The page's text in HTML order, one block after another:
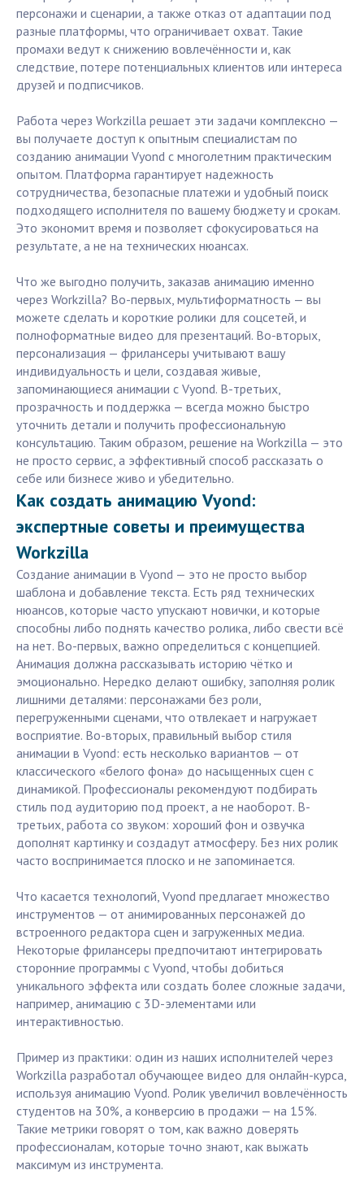
персонажи и сценарии, а также отказ от адаптации под
разные платформы, что ограничивает охват. Такие
промахи ведут к снижению вовлечённости и, как
следствие, потере потенциальных клиентов или интереса
друзей и подписчиков.
Работа через Workzilla решает эти задачи комплексно —
вы получаете доступ к опытным специалистам по
созданию анимации Vyond с многолетним практическим
опытом. Платформа гарантирует надежность
сотрудничества, безопасные платежи и удобный поиск
подходящего исполнителя по вашему бюджету и срокам.
Это экономит время и позволяет сфокусироваться на
результате, а не на технических нюансах.
Что же выгодно получить, заказав анимацию именно
через Workzilla? Во-первых, мультиформатность — вы
можете сделать и короткие ролики для соцсетей, и
полноформатные видео для презентаций. Во-вторых,
персонализация — фрилансеры учитывают вашу
индивидуальность и цели, создавая живые,
запоминающиеся анимации с Vyond. В-третьих,
прозрачность и поддержка — всегда можно быстро
уточнить детали и получить профессиональную
консультацию. Таким образом, решение на Workzilla — это
не просто сервис, а эффективный способ рассказать о
себе или бизнесе живо и убедительно.
Как создать анимацию Vyond:
экспертные советы и преимущества
Workzilla
Создание анимации в Vyond — это не просто выбор
шаблона и добавление текста. Есть ряд технических
нюансов, которые часто упускают новички, и которые
способны либо поднять качество ролика, либо свести всё
на нет. Во-первых, важно определиться с концепцией.
Анимация должна рассказывать историю чётко и
эмоционально. Нередко делают ошибку, заполняя ролик
лишними деталями: персонажами без роли,
перегруженными сценами, что отвлекает и нагружает
восприятие. Во-вторых, правильный выбор стиля
анимации в Vyond: есть несколько вариантов — от
классического «белого фона» до насыщенных сцен с
динамикой. Профессионалы рекомендуют подбирать
стиль под аудиторию под проект, а не наоборот. В-
третьих, работа со звуком: хороший фон и озвучка
дополнят картинку и создадут атмосферу. Без них ролик
часто воспринимается плоско и не запоминается.
Что касается технологий, Vyond предлагает множество
инструментов — от анимированных персонажей до
встроенного редактора сцен и загруженных медиа.
Некоторые фрилансеры предпочитают интегрировать
сторонние программы с Vyond, чтобы добиться
уникального эффекта или создать более сложные задачи,
например, анимацию с 3D-элементами или
интерактивностью.
Пример из практики: один из наших исполнителей через
Workzilla разработал обучающее видео для онлайн-курса,
используя анимацию Vyond. Ролик увеличил вовлечённость
студентов на 30%, а конверсию в продажи — на 15%.
Такие метрики говорят о том, как важно доверять
профессионалам, которые точно знают, как выжать
максимум из инструмента.